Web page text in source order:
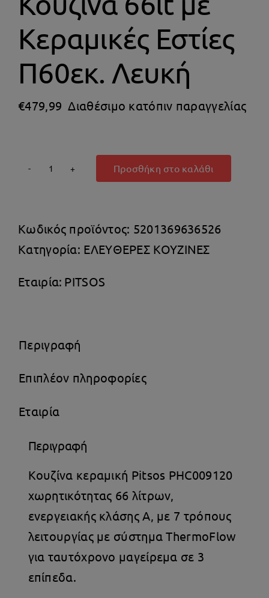
Θέρμανση
Κεραμικές Εστίες
Π60εκ. Λευκή
€479,99 Διαθέσιμο κατόπιν παραγγελίας
66lt
με
Κεραμικές
Λευκή
Προσθήκη στο καλάθι
Κωδικός προϊόντος: 5201369636526
Κατηγορία: ΕΛΕΥΘΕΡΕΣ ΚΟΥΖΙΝΕΣ
Εταιρία: PITSOS
Περιγραφή
Επιπλέον πληροφορίες
Εταιρία
Περιγραφή
Κουζίνα κεραμική Pitsos PHC009120
χωρητικότητας 66 λίτρων,
ενεργειακής κλάσης Α, με 7 τρόπους
λειτουργίας με σύστημα ThermoFlow
για ταυτόχρονο μαγείρεμα σε 3
επίπεδα.